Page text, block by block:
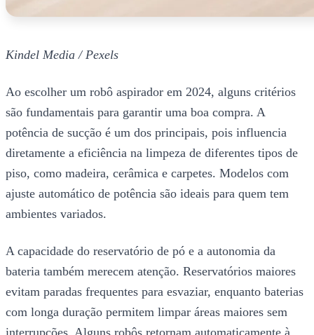
Kindel Media / Pexels
Ao escolher um robô aspirador em 2024, alguns critérios
são fundamentais para garantir uma boa compra. A
potência de sucção é um dos principais, pois influencia
diretamente a eficiência na limpeza de diferentes tipos de
piso, como madeira, cerâmica e carpetes. Modelos com
ajuste automático de potência são ideais para quem tem
ambientes variados.
A capacidade do reservatório de pó e a autonomia da
bateria também merecem atenção. Reservatórios maiores
evitam paradas frequentes para esvaziar, enquanto baterias
com longa duração permitem limpar áreas maiores sem
interrupções. Alguns robôs retornam automaticamente à